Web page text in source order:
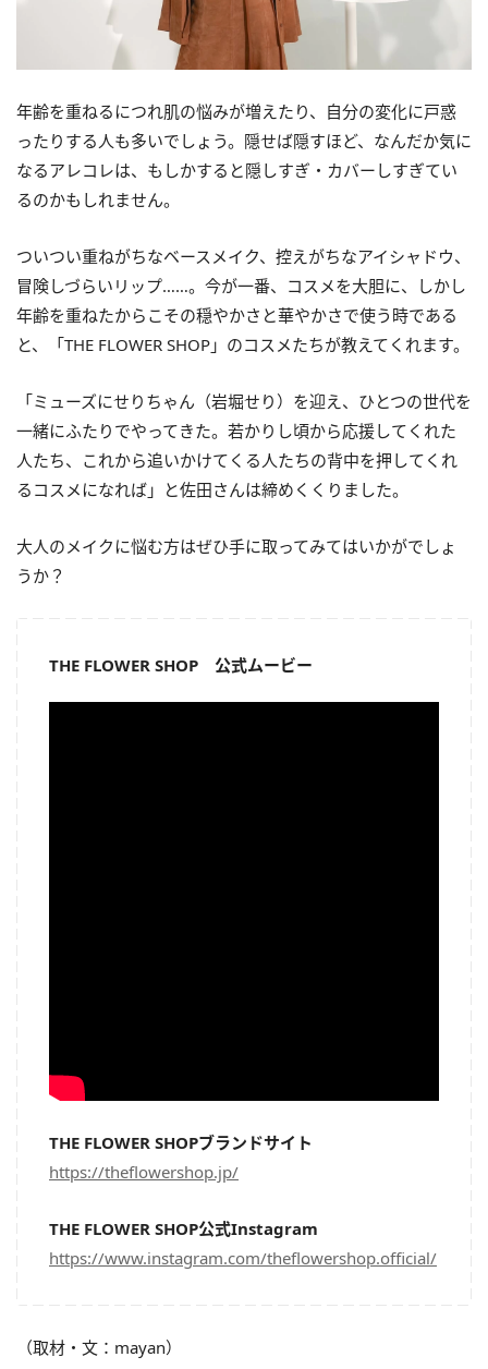
年齢を重ねるにつれ肌の悩みが増えたり、自分の変化に戸惑
ったりする人も多いでしょう。隠せば隠すほど、なんだか気に
なるアレコレは、もしかすると隠しすぎ・カバーしすぎてい
るのかもしれません。
ついつい重ねがちなベースメイク、控えがちなアイシャドウ、
冒険しづらいリップ……。今が一番、コスメを大胆に、しかし
年齢を重ねたからこその穏やかさと華やかさで使う時である
と、「THE FLOWER SHOP」のコスメたちが教えてくれます。
「ミューズにせりちゃん（岩堀せり）を迎え、ひとつの世代を
一緒にふたりでやってきた。若かりし頃から応援してくれた
人たち、これから追いかけてくる人たちの背中を押してくれ
るコスメになれば」と佐田さんは締めくくりました。
大人のメイクに悩む方はぜひ手に取ってみてはいかがでしょ
うか？
THE FLOWER SHOP 公式ムービー
THE FLOWER SHOPブランドサイト
https://theflowershop.jp/
THE FLOWER SHOP公式Instagram
https://www.instagram.com/theflowershop.official/
（取材・文：mayan）